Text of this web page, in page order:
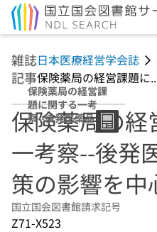
雑誌日本医療経営学会誌
記事保険薬局の経営課題に
保険薬局の経営課
題に関する一考
察--後発医薬品使
用促進策の影響を
中心に
保険薬局の経
一考察--後発
策の影響を中
国立国会図書館請求記号
Z71-X523